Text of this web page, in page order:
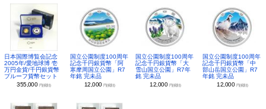
日本国際博覧会記念
2005年/愛地球博 壱
万円金貨/千円銀貨幣
プルーフ貨幣セット
355,000 円(税別)
国立公園制度100周年
記念千円銀貨幣「阿
寒摩周国立公園」R7
年銘 完未品
12,000 円(税別)
国立公園制度100周年
記念千円銀貨幣「大
雪山国立公園」R7年
銘 完未品
12,000 円(税別)
国立公園制度100周年
記念千円銀貨幣「中
部山岳国立公園」R7
年銘 完未品
12,000 円(税別)